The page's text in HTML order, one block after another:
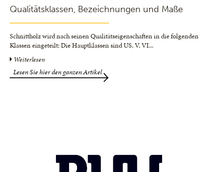
Qualitätsklassen, Bezeichnungen und Maße
Schnittholz wird nach seinen Qualitätseigenschaften in die folgenden
Klassen eingeteilt: Die Hauptklassen sind US, V, VI...
Weiterlesen
Lesen Sie hier den ganzen Artikel